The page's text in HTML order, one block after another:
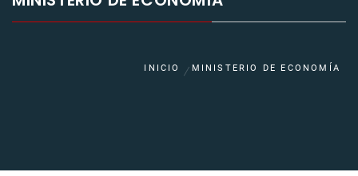
INICIO MINISTERIO DE ECONOMÍA